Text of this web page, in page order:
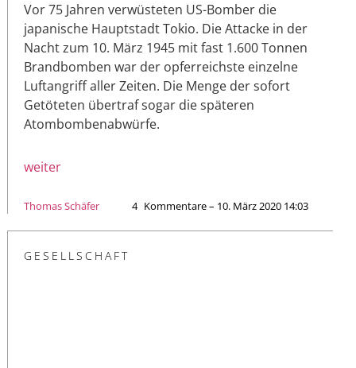
Vor 75 Jahren verwüsteten US-Bomber die
japanische Hauptstadt Tokio. Die Attacke in der
Nacht zum 10. März 1945 mit fast 1.600 Tonnen
Brandbomben war der opferreichste einzelne
Luftangriff aller Zeiten. Die Menge der sofort
Getöteten übertraf sogar die späteren
Atombombenabwürfe.
weiter
Thomas Schäfer 4 Kommentare – 10. März 2020 14:03
GESELLSCHAFT